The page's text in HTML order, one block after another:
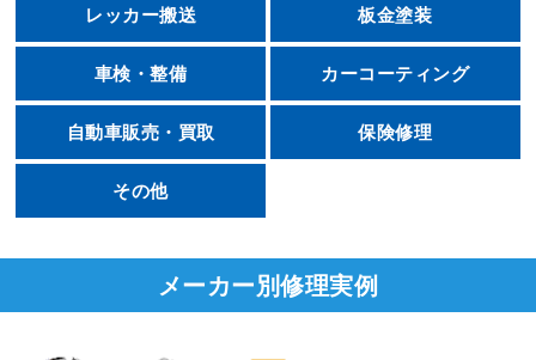
レッカー搬送 板金塗装
車検・整備 カーコーティング
自動車販売・買取 保険修理
その他
メーカー別修理実例